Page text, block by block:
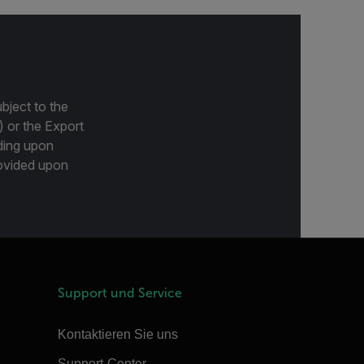
to the
or the Export
upon
upon
Support und Service
Kontaktieren Sie uns